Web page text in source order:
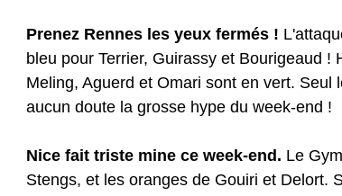
Prenez Rennes les yeux fermés !
bleu pour Terrier, Guirassy et Bourigeaud !
Meling, Aguerd et Omari sont en vert. Seul
aucun doute la grosse hype du week-end !
Nice fait triste mine ce week-end. Le
Stengs, et les oranges de Gouiri et Delort.